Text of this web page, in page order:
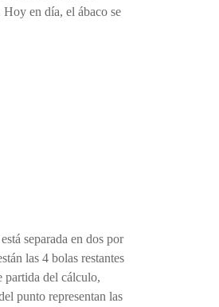
en día, el ábaco se
separada en dos por
las 4 bolas restantes
partida del cálculo,
punto representan las